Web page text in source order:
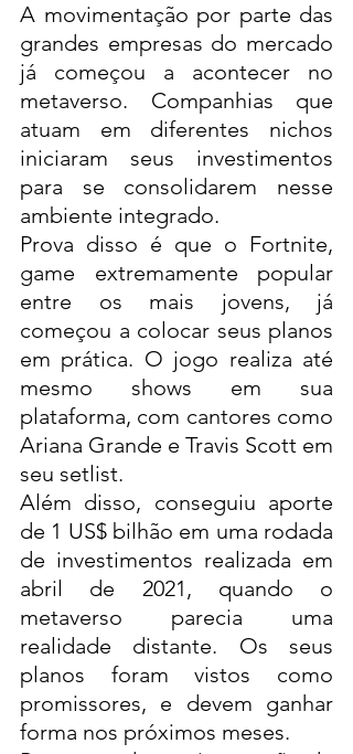
A movimentação por parte das
grandes empresas do mercado
já começou a acontecer no
metaverso. Companhias que
atuam em diferentes nichos
iniciaram seus investimentos
para se consolidarem nesse
ambiente integrado.
Prova disso é que o Fortnite,
game extremamente popular
entre os mais jovens, já
começou a colocar seus planos
em prática. O jogo realiza até
mesmo shows em sua
plataforma, com cantores como
Ariana Grande e Travis Scott em
seu setlist.
Além disso, conseguiu aporte
de 1 US$ bilhão em uma rodada
de investimentos realizada em
abril de 2021, quando o
metaverso parecia uma
realidade distante. Os seus
planos foram vistos como
promissores, e devem ganhar
forma nos próximos meses.